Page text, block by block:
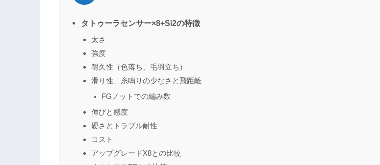
タトゥーラセンサー×8+Si2の特徴
太さ
強度
耐久性（色落ち、毛羽立ち）
滑り性、糸鳴りの少なさと飛距離
FGノットでの編み数
伸びと感度
硬さとトラブル耐性
コスト
アップグレードX8との比較